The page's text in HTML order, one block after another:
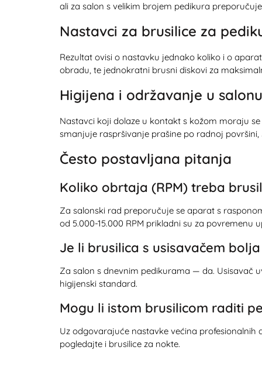
ali za salon s velikim brojem pedikura
Nastavci za brusilice za
Rezultat ovisi o nastavku jednako koliko i o
obradu, te jednokratni brusni diskovi za
Higijena i održavanje u salonu
Nastavci koji dolaze u kontakt s kožom moraju
smanjuje raspršivanje prašine po radnoj
Često postavljana pitanja
Koliko obrtaja (RPM) treba
Za salonski rad preporučuje se aparat s
od 5.000-15.000 RPM prikladni su za povremenu
Je li brusilica s usisavačem
Za salon s dnevnim pedikurama — da. Usisavač
higijenski standard.
Mogu li istom brusilicom raditi
Uz odgovarajuće nastavke većina
pogledajte i brusilice za nokte.